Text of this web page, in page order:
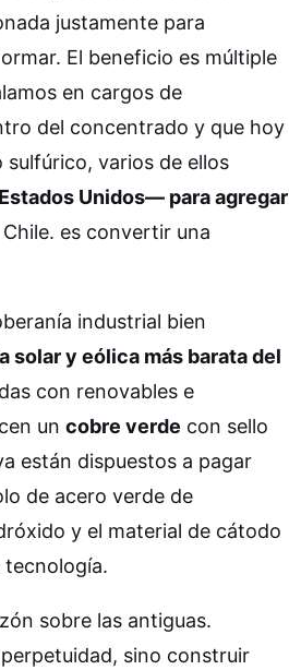
justamente para
El beneficio es múltiple
en cargos de
del concentrado y que hoy
varios de ellos
Unidos— para agregar
es convertir una
industrial bien
solar y eólica más barata del
con renovables e
un cobre verde con sello
están dispuestos a pagar
de acero verde de
y el material de cátodo
sobre las antiguas.
sino construir